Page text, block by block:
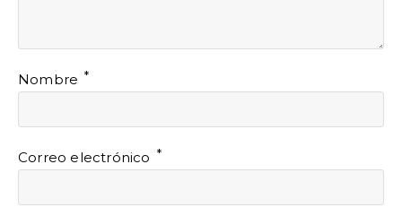
Nombre *
Correo electrónico *